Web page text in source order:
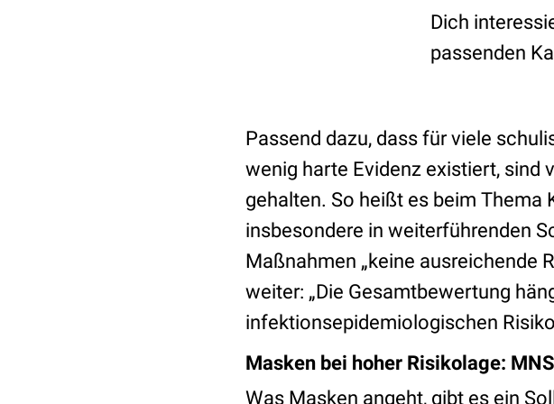
Dich
passenden
Passend dazu, dass für viele
wenig harte Evidenz existiert, sind
gehalten. So heißt es beim Thema
insbesondere in weiterführenden
Maßnahmen „keine ausreichende
weiter: „Die Gesamtbewertung
infektionsepidemiologischen
Masken bei hoher Risikolage:
Was Masken angeht, gibt es ein